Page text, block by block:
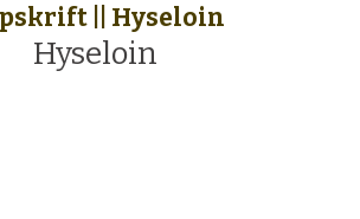
|| Hyseloin
Hyseloin